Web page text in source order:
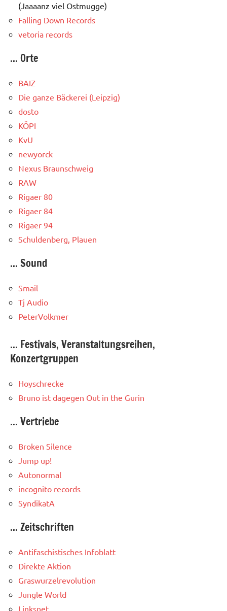
(Jaaaanz viel Ostmugge)
Falling Down Records
vetoria records
... Orte
BAIZ
Die ganze Bäckerei (Leipzig)
dosto
KÖPI
KvU
newyorck
Nexus Braunschweig
RAW
Rigaer 80
Rigaer 84
Rigaer 94
Schuldenberg, Plauen
... Sound
Smail
Tj Audio
PeterVolkmer
... Festivals, Veranstaltungsreihen,
Konzertgruppen
Hoyschrecke
Bruno ist dagegen Out in the Gurin
... Vertriebe
Broken Silence
Jump up!
Autonormal
incognito records
SyndikatA
... Zeitschriften
Antifaschistisches Infoblatt
Direkte Aktion
Graswurzelrevolution
Jungle World
Linksnet